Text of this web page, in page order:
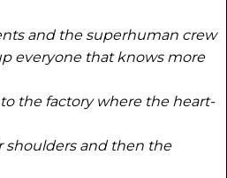
and the superhuman crew
everyone that knows more
the factory where the heart-
shoulders and then the